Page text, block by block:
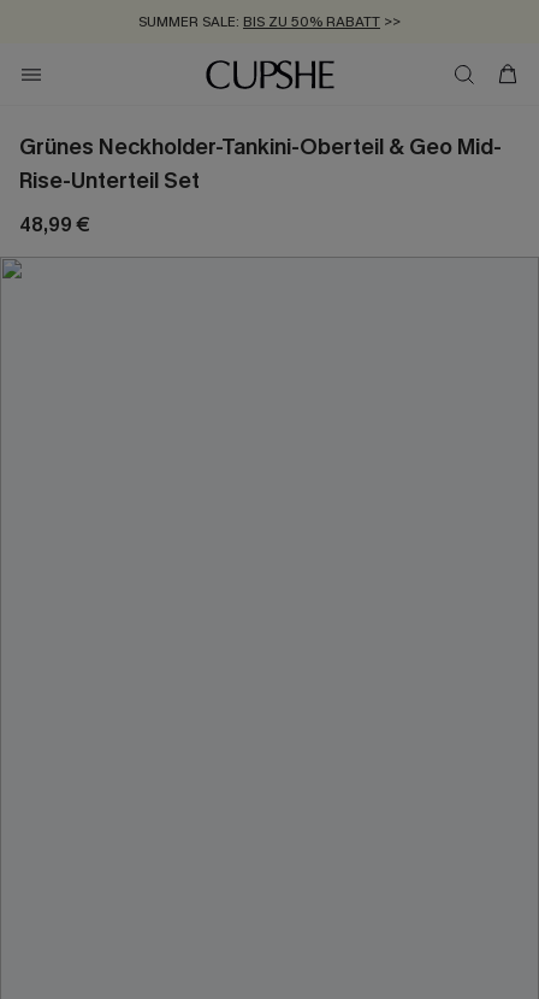
SUMMER SALE: BIS ZU 50% RABATT >>
ZUM NEWSLETTER:BIS ZU -20% EXTRA ERHALTEN
KOSTENLOSER VERSAND AB 89 €
Grünes Neckholder-Tankini-Oberteil & Geo Mid-
Rise-Unterteil Set
48,99 €